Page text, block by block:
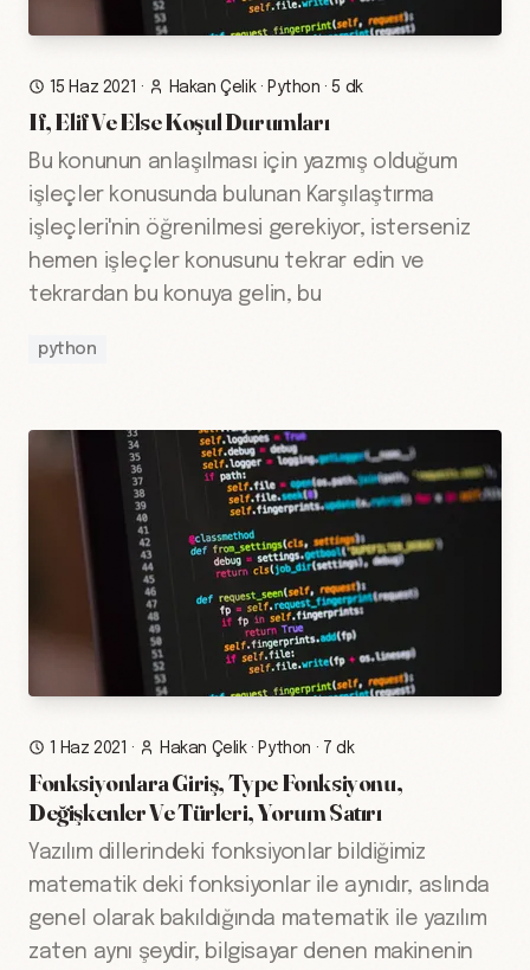
15 Haz 2021 · Hakan Çelik· Python ·5 dk
If, Elif Ve Else Koşul Durumları
Bu konunun anlaşılması için yazmış olduğum
işleçler konusunda bulunan Karşılaştırma
işleçleri'nin öğrenilmesi gerekiyor, isterseniz
hemen işleçler konusunu tekrar edin ve
tekrardan bu konuya gelin, bu
python
1 Haz 2021 · Hakan Çelik· Python · 7 dk
Fonksiyonlara Giriş, Type Fonksiyonu,
Değişkenler Ve Türleri, Yorum Satırı
Yazılım dillerindeki fonksiyonlar bildiğimiz
matematik deki fonksiyonlar ile aynıdır, aslında
genel olarak bakıldığında matematik ile yazılım
zaten aynı şeydir, bilgisayar denen makinenin